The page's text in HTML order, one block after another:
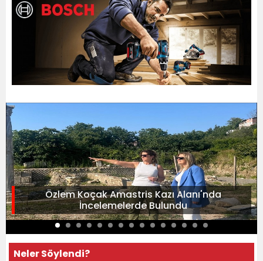
Özlem Koçak Amastris Kazı Alanı'nda
İncelemelerde Bulundu
Neler Söylendi?